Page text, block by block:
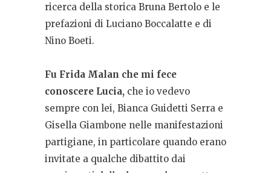
ricerca della storica Bruna Bertolo e le
prefazioni di Luciano Boccalatte e di
Nino Boeti.
Fu Frida Malan che mi fece
conoscere Lucia, che io vedevo
sempre con lei, Bianca Guidetti Serra e
Gisella Giambone nelle manifestazioni
partigiane, in particolare quando erano
invitate a qualche dibattito dai